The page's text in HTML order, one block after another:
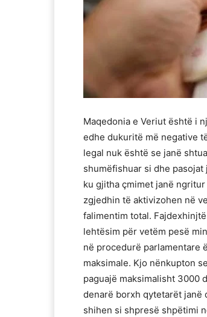
Maqedonia e Veriut është i
edhe dukuritë më negative
legal nuk është se janë
shumëfishuar si dhe
ku gjitha çmimet janë
zgjedhin të aktivizohen në
falimentim total.
lehtësim për vetëm pesë
në procedurë parlamentare
maksimale. Kjo nënkupton
paguajë maksimalisht 3000
denarë borxh qytetarët janë
shihen si shpresë shpëtimi